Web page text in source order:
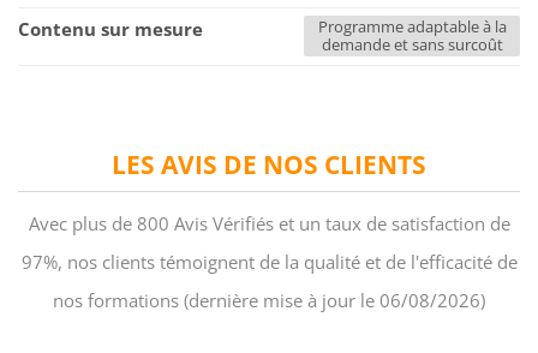
LES AVIS DE NOS CLIENTS
Avec plus de 800 Avis Vérifiés et un taux de satisfaction de
97%, nos clients témoignent de la qualité et de l'efficacité de
nos formations (dernière mise à jour le 06/08/2026)
Contenu sur mesure
Programme adaptable à la
demande et sans surcoût